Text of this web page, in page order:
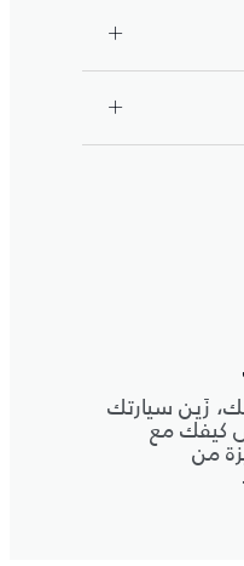
زَين سيارتك
كيفك مع
من